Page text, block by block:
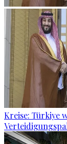
Kreise: Türkiye